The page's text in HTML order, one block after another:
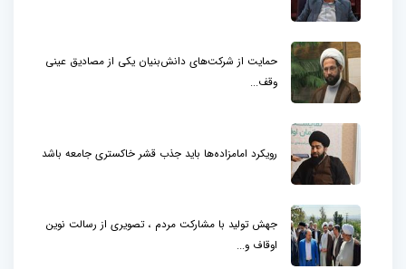
حمایت از شرکت‌های دانش‌بنیان یکی از مصادیق عینی
وقف...
رویکرد امامزاده‌ها باید جذب قشر خاکستری جامعه باشد
جهش تولید با مشارکت مردم ، تصویری از رسالت نوین
اوقاف و...